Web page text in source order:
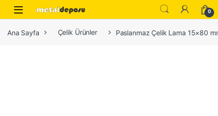
Skip to navigation
Skip to content
0
Ana Sayfa Çelik Ürünler Paslanmaz Çelik Lama 15×80